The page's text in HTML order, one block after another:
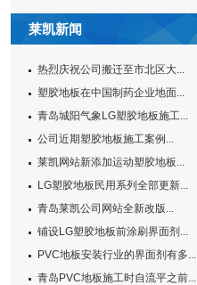
莱凯新闻
热烈庆祝公司搬迁至市北区大...
塑胶地板在中国制药企业地面...
青岛城阳气象LG塑胶地板施工...
公司近期塑胶地板施工案例...
莱凯网站新添加运动塑胶地板...
LG塑胶地板民用系列全部更新...
青岛莱凯公司网站全新改版...
铺设LG塑胶地板前涂刷界面剂...
PVC地板安装行业的界面剂有多...
青岛PVC地板施工时自流平之前...